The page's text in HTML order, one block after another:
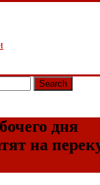
Search
дня
на